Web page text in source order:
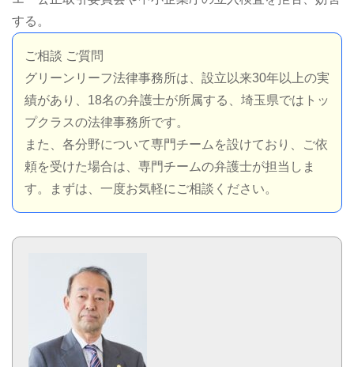
する。
ご相談 ご質問
グリーンリーフ法律事務所は、設立以来30年以上の実
績があり、18名の弁護士が所属する、埼玉県ではトッ
プクラスの法律事務所です。
また、各分野について専門チームを設けており、ご依
頼を受けた場合は、専門チームの弁護士が担当しま
す。まずは、一度お気軽にご相談ください。